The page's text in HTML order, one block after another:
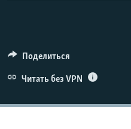
ELIFBE
УКРАИНСКАЯ ПРОБЛЕМА КРЫМА
Поделиться
Читать без VPN